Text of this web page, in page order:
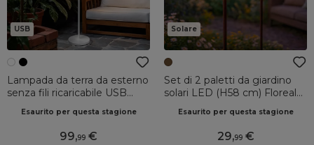
USB
Lampada da terra da esterno
senza fili ricaricabile USB
Bianco
Esaurito per questa stagione
99,99
Solare
Set di 2 paletti da giardino
solari LED (H58 cm) Floreale
Esaurito per questa stagione
29,99